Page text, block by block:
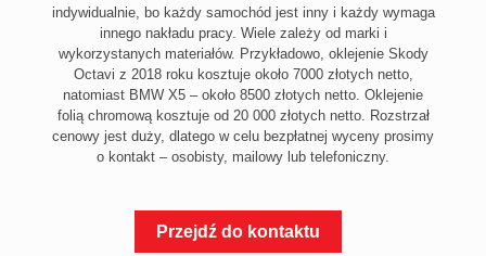
indywidualnie, bo każdy samochód jest inny i każdy wymaga
innego nakładu pracy. Wiele zależy od marki i
wykorzystanych materiałów. Przykładowo, oklejenie Skody
Octavi z 2018 roku kosztuje około 7000 złotych netto,
natomiast BMW X5 – około 8500 złotych netto. Oklejenie
folią chromową kosztuje od 20 000 złotych netto. Rozstrzał
cenowy jest duży, dlatego w celu bezpłatnej wyceny prosimy
o kontakt – osobisty, mailowy lub telefoniczny.
Przejdź do kontaktu